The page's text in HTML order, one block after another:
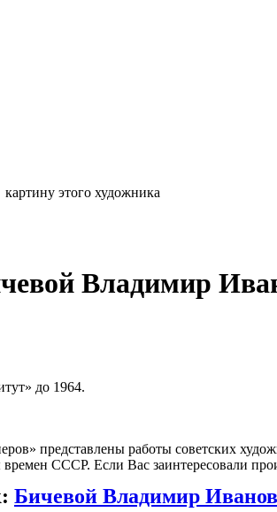
картину этого художника
Владимир
до 1964.
Бичевой Владимир
представлены работы советских
СССР. Если Вас заинтересовали